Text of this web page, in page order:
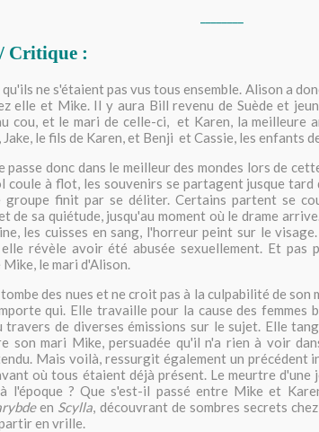
Critique :
qu'ils ne s'étaient pas vus tous ensemble. Alison a
elle et Mike. Il y aura Bill revenu de Suède et
cou, et le mari de celle-ci, et Karen, la meilleure
Jake, le fils de Karen, et Benji et Cassie, les enfants
passe donc dans le meilleur des mondes lors de
coule à flot, les souvenirs se partagent jusque
groupe finit par se déliter. Certains partent se
de sa quiétude, jusqu'au moment où le drame
les cuisses en sang, l'horreur peint sur le
révèle avoir été abusée sexuellement. Et pas
Mike, le mari d'Alison.
des nues et ne croit pas à la culpabilité de son
qui. Elle travaille pour la cause des femmes
travers de diverses émissions sur le sujet. Elle
son mari Mike, persuadée qu'il n'a rien à voir
Mais voilà, ressurgit également un précédent
où tous étaient déjà présent. Le meurtre d'une
l'époque ? Que s'est-il passé entre Mike et
en Scylla, découvrant de sombres secrets
en vrille.